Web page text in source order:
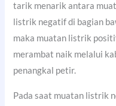
tarik menarik antara
listrik negatif di bagian
maka muatan listrik
merambat naik melalui
penangkal petir.
Pada saat muatan listrik